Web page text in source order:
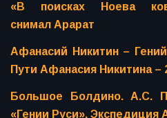
«В поисках Ноева
снимал Арарат
Афанасий Никитин –
Пути Афанасия Никитина –
Большое Болдино. А.С.
«Гении Руси». Экспедиция